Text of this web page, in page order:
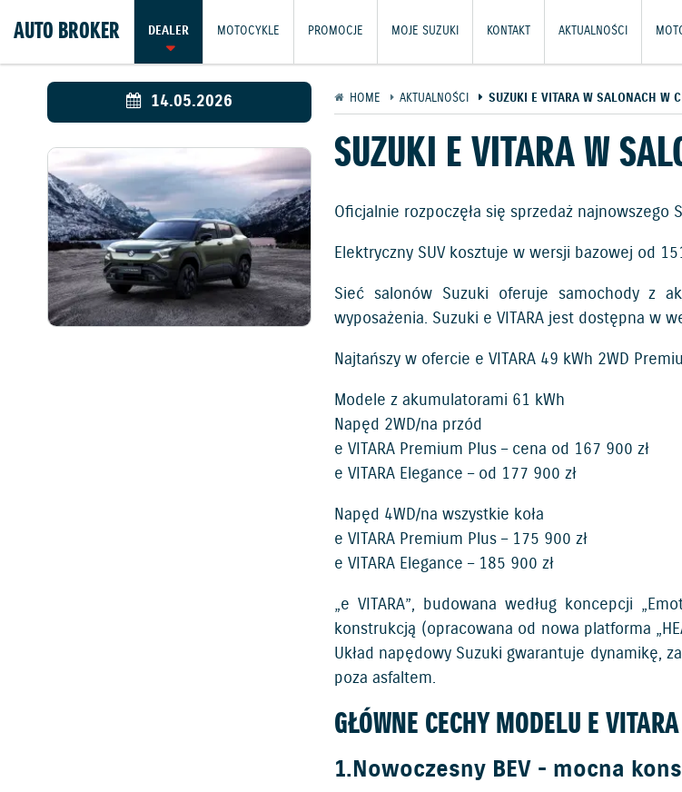
AUTO BROKER DEALER MOTOCYKLE PROMOCJE MOJE SUZUKI KONTAKT AKTUALNOŚCI
14.05.2026 HOME AKTUALNOŚCI SUZUKI E VITARA W SALONACH W
SUZUKI E VITARA W
Oficjalnie rozpoczęła się sprzedaż najnowszego
Elektryczny SUV kosztuje w wersji bazowej od
Sieć salonów Suzuki oferuje samochody z
wyposażenia. Suzuki e VITARA jest dostępna w
Najtańszy w ofercie e VITARA 49 kWh 2WD
Modele z akumulatorami 61 kWh
Napęd 2WD/na przód
e VITARA Premium Plus – cena od 167 900 zł
e VITARA Elegance – od 177 900 zł
Napęd 4WD/na wszystkie koła
e VITARA Premium Plus – 175 900 zł
e VITARA Elegance – 185 900 zł
„e VITARA”, budowana według koncepcji
konstrukcją (opracowana od nowa platforma
Układ napędowy Suzuki gwarantuje dynamikę,
poza asfaltem.
GŁÓWNE CECHY MODELU E VITARA
1.Nowoczesny BEV - mocna